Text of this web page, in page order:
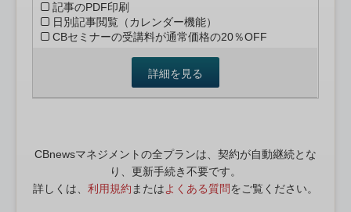
記事のPDF印刷
日別記事閲覧（カレンダー機能）
CBセミナーの受講料が通常価格の20％OFF
詳細を見る
CBnewsマネジメントの全プランは、契約が自動継続とな
り、更新手続き不要です。
詳しくは、 利用規約 またはよくある質問をご覧ください。